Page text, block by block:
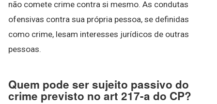
não comete crime contra si mesmo. As condutas
ofensivas contra sua própria pessoa, se definidas
como crime, lesam interesses jurídicos de outras
pessoas.
Quem pode ser sujeito passivo do
crime previsto no art 217-a do CP?